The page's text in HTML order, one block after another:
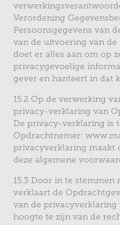
Verordening
Persoonsgegevens van
van de uitvoering van
doet er alles aan om op
privacygevoelige
gever en hanteert in dat
15.2 Op de verwerking
privacy-verklaring van
De privacy-verklaring is
Opdrachtnemer:
privacyverklaring maakt
deze algemene
15.3 Door in te stemmen
verklaart de
van de privacyverklaring
hoogte te zijn van de